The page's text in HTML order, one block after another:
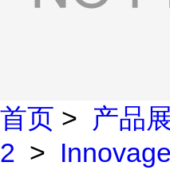
首页 > 产品
2 >